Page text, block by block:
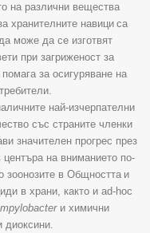
на различни вещества
хранителните навици са
да може да се изготвят
при загриженост за
за осигуряване на
най-изчерпателни
със страните членки
значителен прогрес през
на вниманието по-
зоонозите в Общността и
в храни, както и ad-hoc
и химични
диоксини